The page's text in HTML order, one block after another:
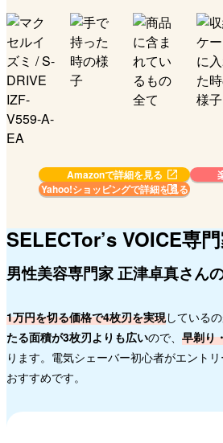
Amazonで詳細を見る
Yahoo!ショッピングで詳細を見る
SELECTor’s VOICE専
男性美容専門家 正津卓真さん
1万円を切る価格で4枚刃を実現しているの
たる面積が3枚刃よりも広いので、 早剃り
ります。電気シェーバー初心者がエント
おすすめです。